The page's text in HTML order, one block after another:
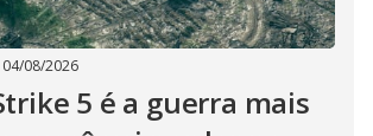
04/08/2026
5 é a guerra mais